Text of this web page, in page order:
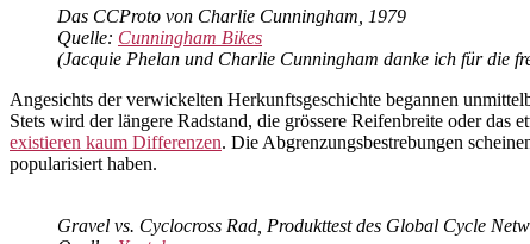
Das CCProto von Charlie Cunningham, 1979
Quelle: Cunningham Bikes
(Jacquie Phelan und Charlie Cunningham danke ich für die
Angesichts der verwickelten Herkunftsgeschichte begannen
Stets wird der längere Radstand, die grössere Reifenbreite oder das
existieren kaum Differenzen. Die Abgrenzungsbestrebungen
popularisiert haben.
Gravel vs. Cyclocross Rad, Produkttest des Global Cycle